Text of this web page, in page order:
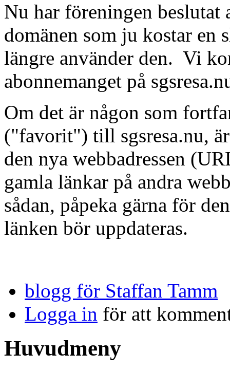
Nu har föreningen beslutat
domänen som ju kostar en
längre använder den. Vi
abonnemanget på
Om det är någon som
("favorit") till sgsresa.nu,
den nya webbadressen
gamla länkar på andra
sådan, påpeka gärna för
länken bör uppdateras.
blogg för Staffan Tamm
Logga in för att
Huvudmeny